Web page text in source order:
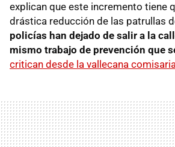
explican que este incremento tiene
drástica reducción de las patrullas
policías han dejado de salir a la
mismo trabajo de prevención que
critican desde la vallecana